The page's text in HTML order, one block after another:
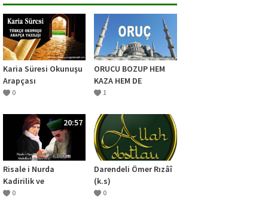
Karia Süresi Okunuşu
Arapçası
0
ORUCU BOZUP HEM
KAZA HEM DE
KEFFARETİ
1
20:57
Risale i Nurda
Kadirilik ve
Abdulkadir Geylani
0
Darendeli Ömer Rızâî
(k.s)
0